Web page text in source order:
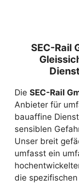
SEC-Rail
Die SEC-Rail
Anbieter für
bauaffine
sensiblen
Unser breit
umfasst ein
die